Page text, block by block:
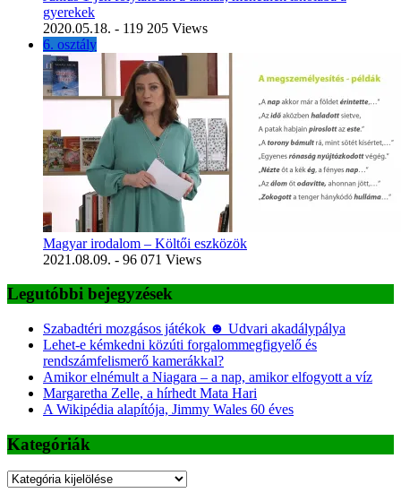
gyerekek
2020.05.18. - 119 205 Views
6. osztály
Magyar irodalom – Költői eszközök
2021.08.09. - 96 071 Views
Legutóbbi bejegyzések
Szabadtéri mozgásos játékok ☻ Udvari akadálypálya
Lehet-e kémkedni közúti forgalommegfigyelő és
rendszámfelismerő kamerákkal?
Amikor elnémult a Niagara – a nap, amikor elfogyott a víz
Margaretha Zelle, a hírhedt Mata Hari
A Wikipédia alapítója, Jimmy Wales 60 éves
Kategóriák
Kategóriák